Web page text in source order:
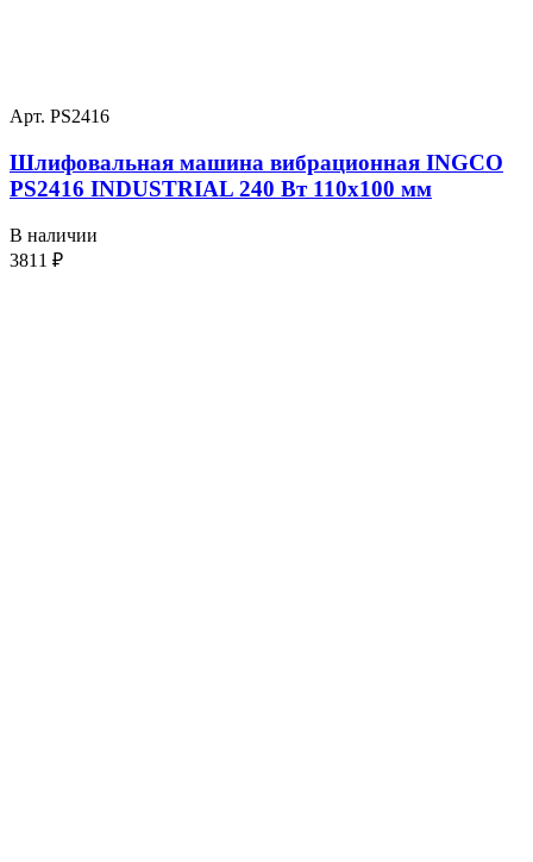
Арт. PS2416
Шлифовальная машина вибрационная INGCO
PS2416 INDUSTRIAL 240 Вт 110х100 мм
В наличии
3811 ₽